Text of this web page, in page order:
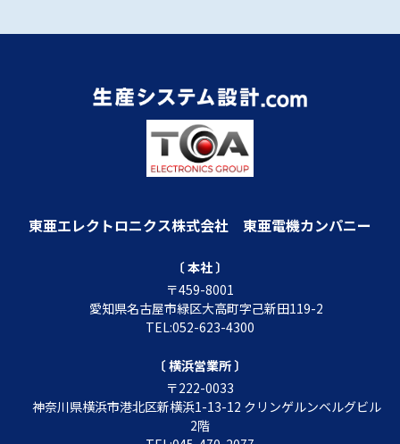
東亜エレクトロニクス株式会社 東亜電機カンパニー
〔 本社 〕
〒459-8001
愛知県名古屋市緑区大高町字己新田119-2
TEL:052-623-4300
〔 横浜営業所 〕
〒222-0033
神奈川県横浜市港北区新横浜1-13-12 クリンゲルンベルグビル
2階